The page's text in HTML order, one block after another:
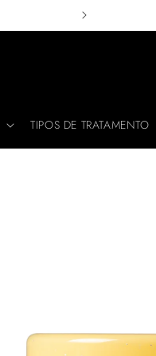
TIPOS DE TRATAMENTO